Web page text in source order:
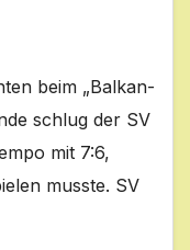
beim „Balkan-
schlug der SV
mit 7:6,
musste. SV